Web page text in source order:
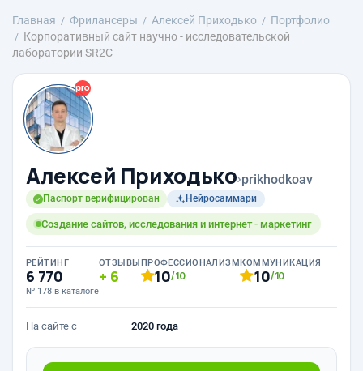
Главная Фрилансеры Алексей Приходько
Портфолио
Корпоративный сайт научно - исследовательской
лаборатории SR2C
Алексей Приходько›prikhodkoav
Паспорт верифицирован Нейросаммари
Создание сайтов, исследования и интернет - маркетинг
РЕЙТИНГ
6 770
№ 178 в каталоге
ОТЗЫВЫ
6
ПРОФЕССИОНАЛИЗМ
10/10
КОММУНИКАЦИЯ
10/10
На сайте с 2020 года